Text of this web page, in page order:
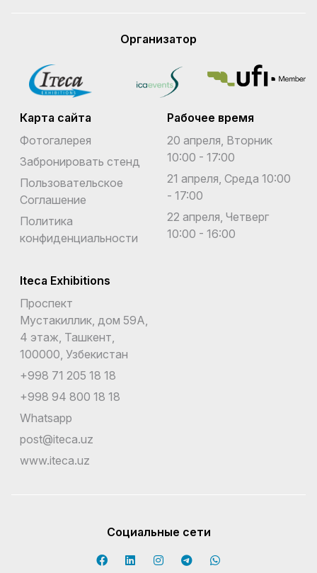
Организатор
Карта сайта
Фотогалерея
Забронировать стенд
Пользовательское
Соглашение
Политика
конфиденциальности
Рабочее время
20 апреля, Вторник
10:00 - 17:00
21 апреля, Среда 10:00
- 17:00
22 апреля, Четверг
10:00 - 16:00
Iteca Exhibitions
Проспект
Мустакиллик, дом 59А,
4 этаж, Ташкент,
100000, Узбекистан
+998 71 205 18 18
+998 94 800 18 18
Whatsapp
post@iteca.uz
www.iteca.uz
Социальные сети